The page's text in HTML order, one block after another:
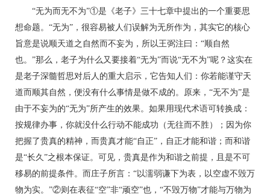
“无为而无不为”①是《老子》三十七章中提出的一个重要思
想命题。“无为”，很容易被人们误解为无所作为，其实它的核心
旨意是说顺天道之自然而不妄为，所以王弼注曰：“顺自然
也。”那么，老子为什么又要接着“无为”而说“无不为”呢？这实在
是老子深髓哲思对后人的重大启示，它告知人们：你若能谨守天
道而顺其自然，便没有什么事情是做不成的。原来，“无不为”是
由于不妄为的“无为”所产生的效果。如果用现代术语可转换成：
按规律办事，你就没什么行动不能成功（无往而不胜）；因为你
把握了贵真的精神，而贵真才能“自正”，自正才能和谐；而和谐
是“长久”之根本保证。可见，贵真是作为和谐之前提，且是不可
移易的前提条件。而庄子所言：“以濡弱谦下为表，以空虚不毁万
物为实。”②则在表征“空”非“顽空”也，“不毁万物”才能与万物为